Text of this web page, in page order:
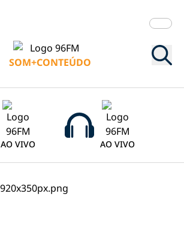
SOM+CONTEÚDO
AO VIVO AO VIVO